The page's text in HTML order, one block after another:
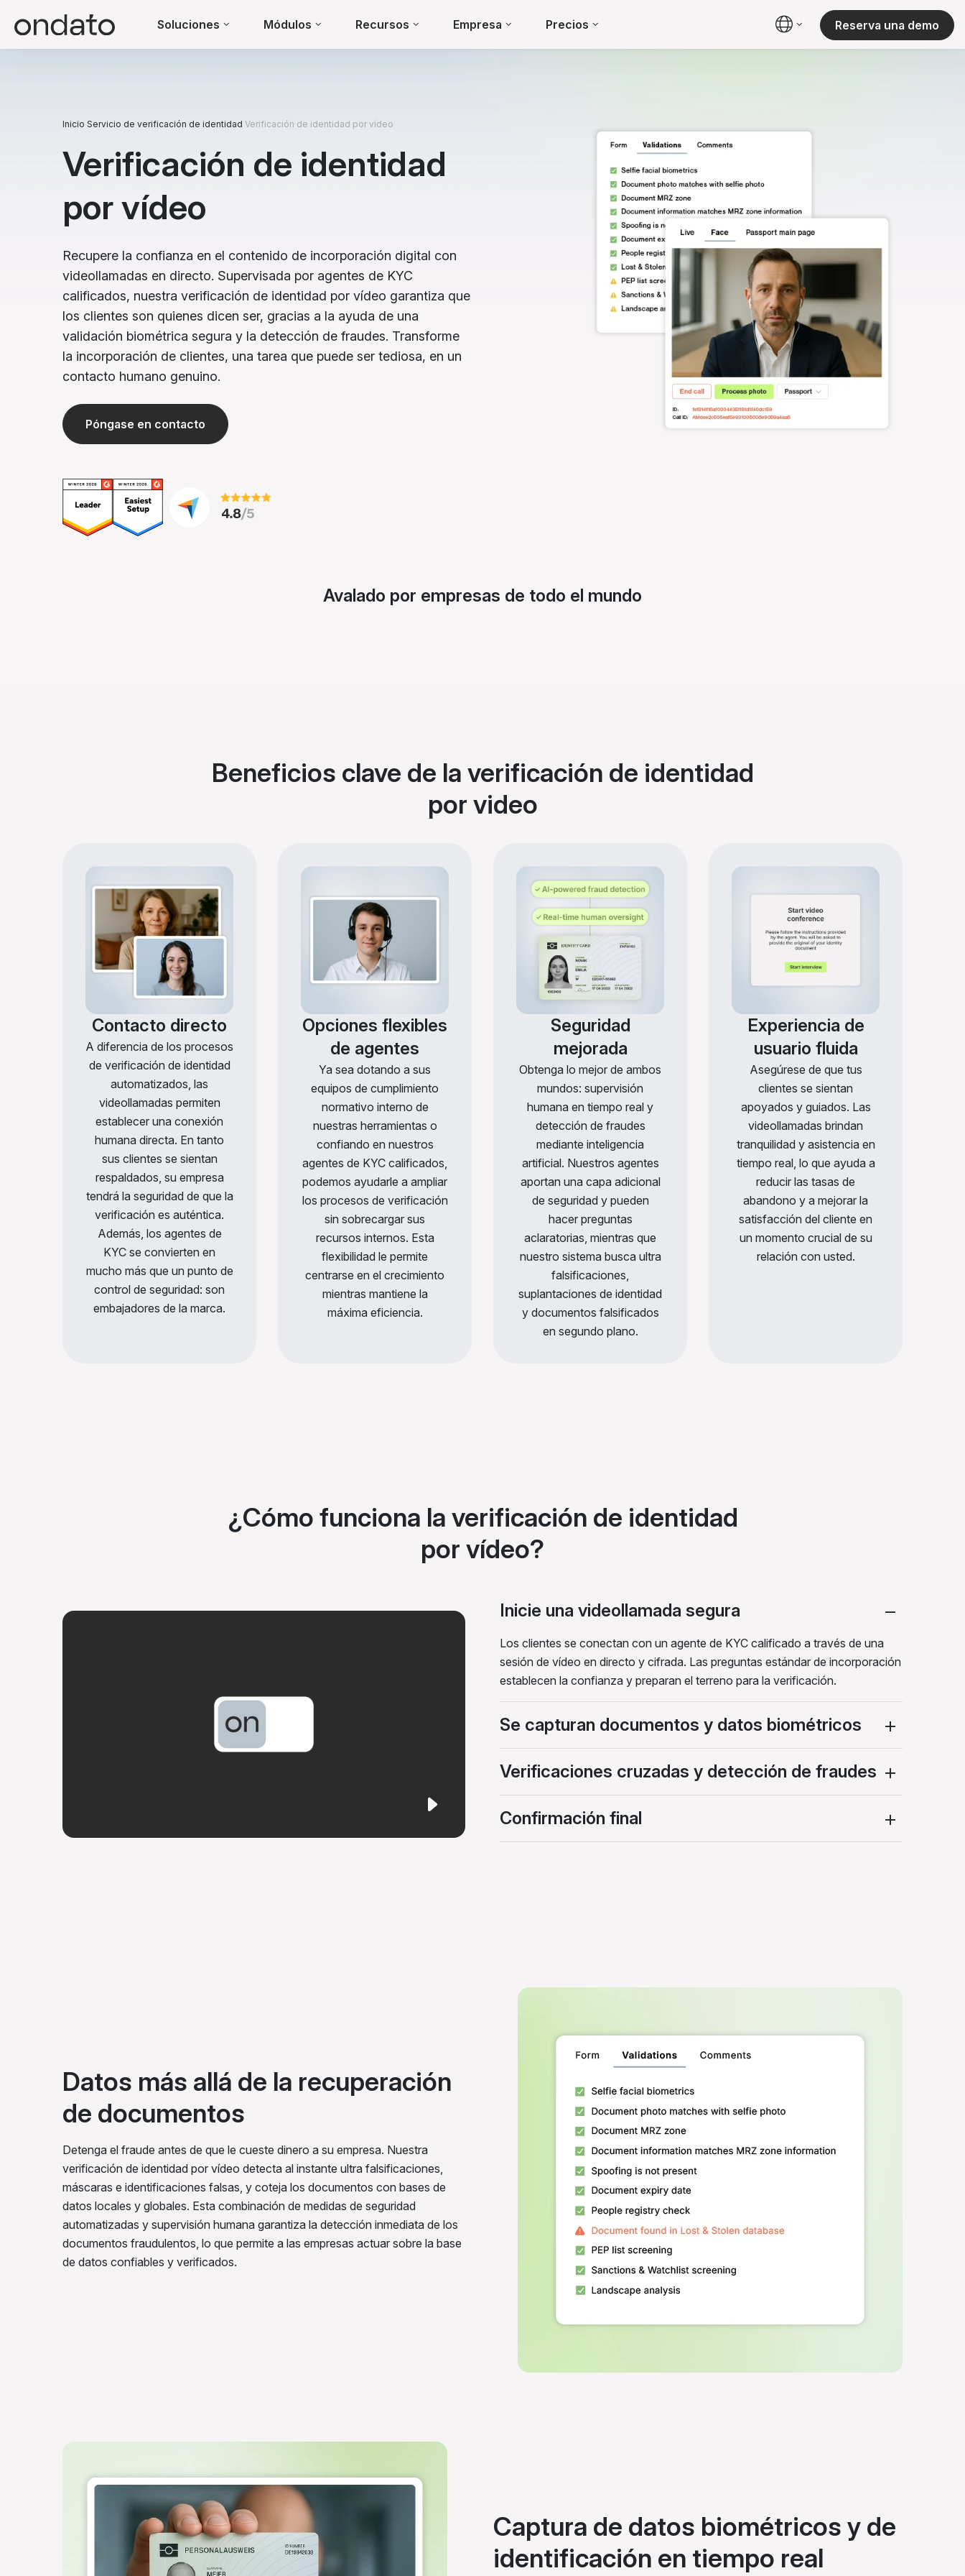
Soluciones Módulos Recursos Empresa Precios Reserva una demo
Inicio Servicio de verificación de identidad Verificación de identidad por vídeo
Verificación de identidad
por vídeo
Recupere la confianza en el contenido de incorporación digital con
videollamadas en directo. Supervisada por agentes de KYC
calificados, nuestra verificación de identidad por vídeo garantiza que
los clientes son quienes dicen ser, gracias a la ayuda de una
validación biométrica segura y la detección de fraudes. Transforme
la incorporación de clientes, una tarea que puede ser tediosa, en un
contacto humano genuino.
Póngase en contacto
Avalado por empresas de todo el mundo
Beneficios clave de la verificación de identidad
por video
Contacto directo
A diferencia de los procesos
de verificación de identidad
automatizados, las
videollamadas permiten
establecer una conexión
humana directa. En tanto
sus clientes se sientan
respaldados, su empresa
tendrá la seguridad de que la
verificación es auténtica.
Además, los agentes de
KYC se convierten en
mucho más que un punto de
control de seguridad: son
embajadores de la marca.
Opciones flexibles
de agentes
Ya sea dotando a sus
equipos de cumplimiento
normativo interno de
nuestras herramientas o
confiando en nuestros
agentes de KYC calificados,
podemos ayudarle a ampliar
los procesos de verificación
sin sobrecargar sus
recursos internos. Esta
flexibilidad le permite
centrarse en el crecimiento
mientras mantiene la
máxima eficiencia.
Seguridad
mejorada
Obtenga lo mejor de ambos
mundos: supervisión
humana en tiempo real y
detección de fraudes
mediante inteligencia
artificial. Nuestros agentes
aportan una capa adicional
de seguridad y pueden
hacer preguntas
aclaratorias, mientras que
nuestro sistema busca ultra
falsificaciones,
suplantaciones de identidad
y documentos falsificados
en segundo plano.
Experiencia de
usuario fluida
Asegúrese de que tus
clientes se sientan
apoyados y guiados. Las
videollamadas brindan
tranquilidad y asistencia en
tiempo real, lo que ayuda a
reducir las tasas de
abandono y a mejorar la
satisfacción del cliente en
un momento crucial de su
relación con usted.
¿Cómo funciona la verificación de identidad
por vídeo?
Inicie una videollamada segura
Los clientes se conectan con un agente de KYC calificado a través de una
sesión de vídeo en directo y cifrada. Las preguntas estándar de incorporación
establecen la confianza y preparan el terreno para la verificación.
Se capturan documentos y datos biométricos
Verificaciones cruzadas y detección de fraudes
Confirmación final
Datos más allá de la recuperación
de documentos
Detenga el fraude antes de que le cueste dinero a su empresa. Nuestra
verificación de identidad por vídeo detecta al instante ultra falsificaciones,
máscaras e identificaciones falsas, y coteja los documentos con bases de
datos locales y globales. Esta combinación de medidas de seguridad
automatizadas y supervisión humana garantiza la detección inmediata de los
documentos fraudulentos, lo que permite a las empresas actuar sobre la base
de datos confiables y verificados.
Captura de datos biométricos y de
identificación en tiempo real